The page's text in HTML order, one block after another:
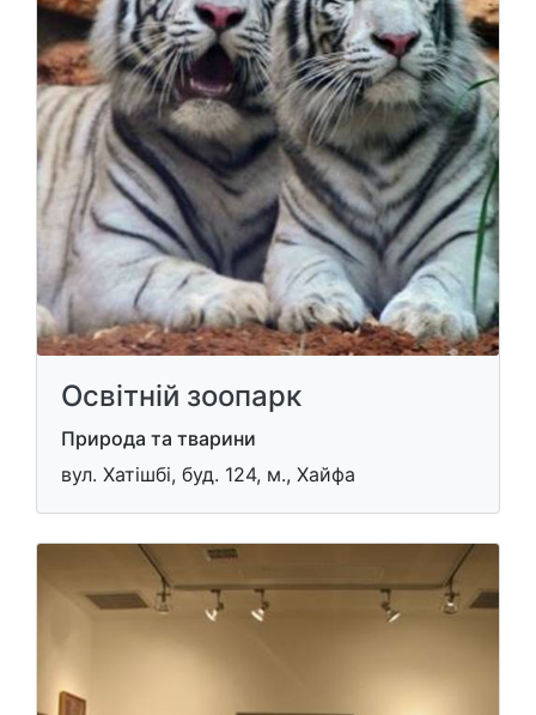
Освітній зоопарк
Природа та тварини
вул. Хатішбі, буд. 124, м., Хайфа